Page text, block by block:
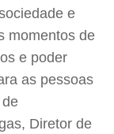
e
momentos de
e poder
as pessoas
Diretor de